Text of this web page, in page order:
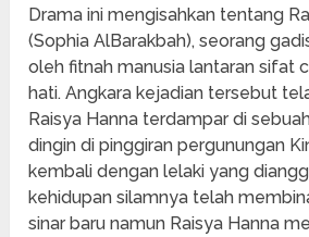
Drama ini mengisahkan tentang
(Sophia AlBarakbah), seorang
oleh fitnah manusia lantaran sifat
hati. Angkara kejadian tersebut
Raisya Hanna terdampar di
dingin di pinggiran pergunungan
kembali dengan lelaki yang
kehidupan silamnya telah
sinar baru namun Raisya Hanna